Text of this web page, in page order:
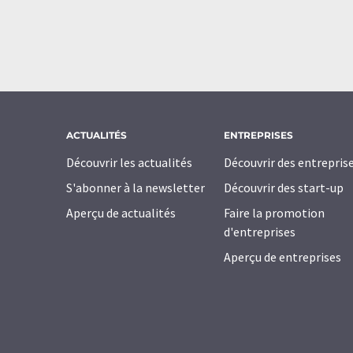
ACTUALITÉS
Découvrir les actualités
S'abonner à la newsletter
Aperçu de actualités
ENTREPRISES
Découvrir des
Découvrir des start-up
Faire la promotion
d'entreprises
Aperçu de entreprises